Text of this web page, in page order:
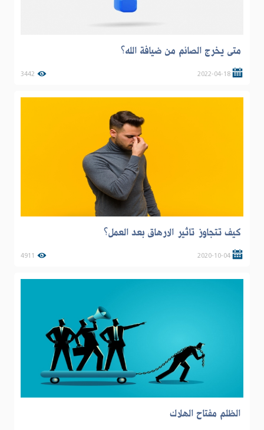
متى يخرج الصائم من ضيافة الله؟
2022-04-18
3442
كيف تتجاوز تاثير الارهاق بعد العمل؟
2020-10-04
4911
الظلم مفتاح الهلاك